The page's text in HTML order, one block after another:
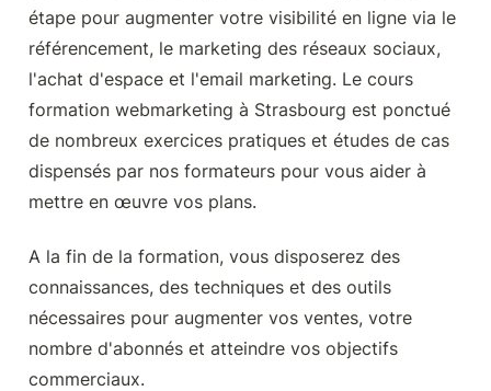
étape pour augmenter votre visibilité en ligne via le
référencement, le marketing des réseaux sociaux,
l'achat d'espace et l'email marketing. Le cours
formation webmarketing à Strasbourg est ponctué
de nombreux exercices pratiques et études de cas
dispensés par nos formateurs pour vous aider à
mettre en œuvre vos plans.
A la fin de la formation, vous disposerez des
connaissances, des techniques et des outils
nécessaires pour augmenter vos ventes, votre
nombre d'abonnés et atteindre vos objectifs
commerciaux.